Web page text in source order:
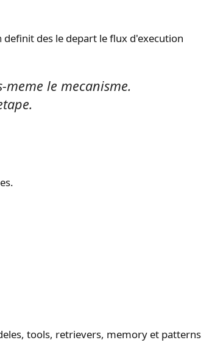
des le depart le flux d'execution
meme le mecanisme.
tools, retrievers, memory et patterns